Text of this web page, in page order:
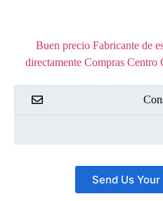
Buen precio Fabricante de
directamente Compras Centro
Send Us